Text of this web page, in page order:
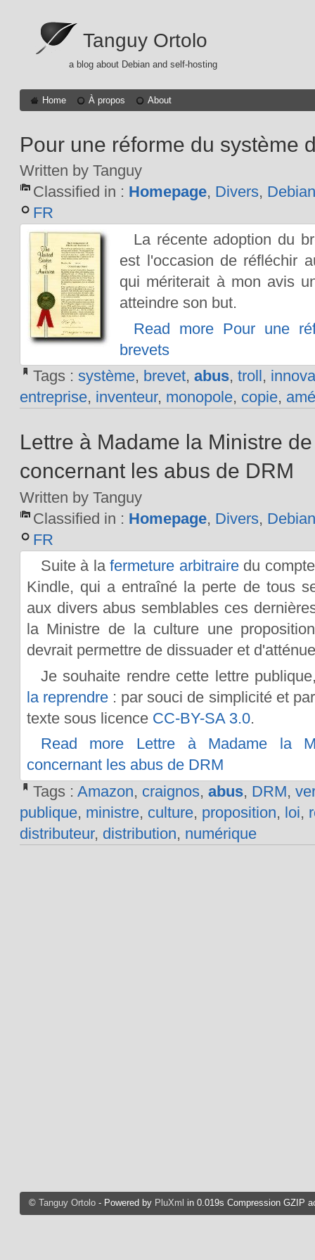
Tanguy Ortolo
a blog about Debian and self-hosting
Home À propos About
Pour une réforme du système
Written by Tanguy
Classified in : Homepage, Divers,
FR
La récente adoption du
est l'occasion de réfléchir
qui mériterait à mon avis
atteindre son but.
Read more Pour une
brevets
Tags : système, brevet, abus, troll,
entreprise, inventeur, monopole, copie,
Lettre à Madame la Ministre
concernant les abus de DRM
Written by Tanguy
Classified in : Homepage, Divers,
FR
Suite à lafermeture arbitrairedu
Kindle, qui a entraîné la perte de tous
aux divers abus semblables ces
la Ministre de la culture une
devrait permettre de dissuader et
Je souhaite rendre cette lettre
la reprendre: par souci de simplicité et
texte sous licence CC-BY-SA 3.0.
Read more Lettre à Madame la
concernant les abus de DRM
Tags : Amazon, craignos, abus, DRM,
publique, ministre, culture, proposition, loi,
distributeur, distribution, numérique
© Tanguy Ortolo- Powered by PluXml in 0.019s Compression GZIP